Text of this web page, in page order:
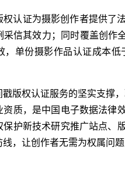
权认证为摄影创作者提供了
采信其效力；同时覆盖创作
，单份摄影作品认证成本
版权认证服务的坚实支撑
资质，是中国电子数据法律
保护新技术研究推广站点、
，让创作者无需为权属问